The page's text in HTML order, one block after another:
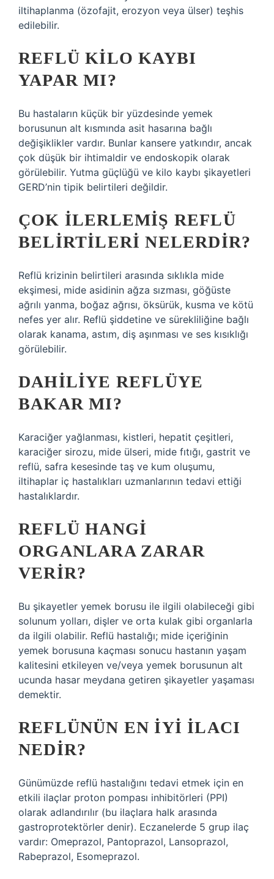
iltihaplanma (özofajit, erozyon veya ülser) teşhis
edilebilir.
REFLÜ KILO KAYBI
YAPAR MI?
Bu hastaların küçük bir yüzdesinde yemek
borusunun alt kısmında asit hasarına bağlı
değişiklikler vardır. Bunlar kansere yatkındır, ancak
çok düşük bir ihtimaldir ve endoskopik olarak
görülebilir. Yutma güçlüğü ve kilo kaybı şikayetleri
GERD’nin tipik belirtileri değildir.
ÇOK ILERLEMIŞ REFLÜ
BELIRTILERI NELERDIR?
Reflü krizinin belirtileri arasında sıklıkla mide
ekşimesi, mide asidinin ağza sızması, göğüste
ağrılı yanma, boğaz ağrısı, öksürük, kusma ve kötü
nefes yer alır. Reflü şiddetine ve sürekliliğine bağlı
olarak kanama, astım, diş aşınması ve ses kısıklığı
görülebilir.
DAHILIYE REFLÜYE
BAKAR MI?
Karaciğer yağlanması, kistleri, hepatit çeşitleri,
karaciğer sirozu, mide ülseri, mide fıtığı, gastrit ve
reflü, safra kesesinde taş ve kum oluşumu,
iltihaplar iç hastalıkları uzmanlarının tedavi ettiği
hastalıklardır.
REFLÜ HANGI
ORGANLARA ZARAR
VERIR?
Bu şikayetler yemek borusu ile ilgili olabileceği gibi
solunum yolları, dişler ve orta kulak gibi organlarla
da ilgili olabilir. Reflü hastalığı; mide içeriğinin
yemek borusuna kaçması sonucu hastanın yaşam
kalitesini etkileyen ve/veya yemek borusunun alt
ucunda hasar meydana getiren şikayetler yaşaması
demektir.
REFLÜNÜN EN IYI ILACI
NEDIR?
Günümüzde reflü hastalığını tedavi etmek için en
etkili ilaçlar proton pompası inhibitörleri (PPI)
olarak adlandırılır (bu ilaçlara halk arasında
gastroprotektörler denir). Eczanelerde 5 grup ilaç
vardır: Omeprazol, Pantoprazol, Lansoprazol,
Rabeprazol, Esomeprazol.